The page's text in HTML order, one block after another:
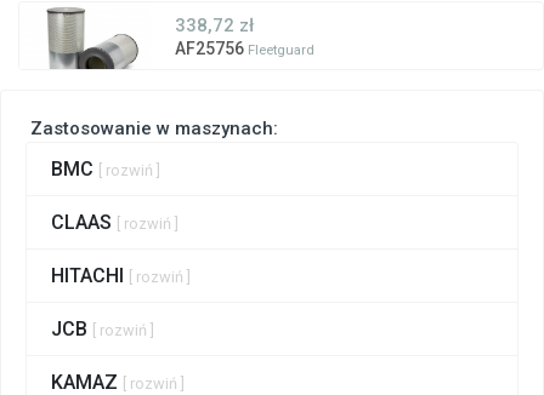
338,72 zł
AF25756 Fleetguard
Zastosowanie w maszynach:
BMC [ rozwiń ]
CLAAS [ rozwiń ]
HITACHI [ rozwiń ]
JCB [ rozwiń ]
KAMAZ [ rozwiń ]